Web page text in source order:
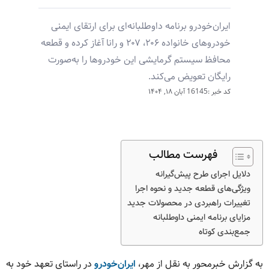
ایران‌خودرو برنامه داوطلبانه‌ای برای ارتقای ایمنی
خودروهای خانواده ۲۰۶، ۲۰۷ و رانا آغاز کرده و قطعه
محافظ سیستم گرمایشی این خودروها را به‌صورت
رایگان تعویض می‌کند.
کد خبر :16145 آبان ۱۸, ۱۴۰۴
فهرست مطالب
دلایل اجرای طرح پیش‌گیرانه
ویژگی‌های قطعه جدید و نحوه اجرا
تغییرات راهبردی در محصولات جدید
مزایای برنامه ایمنی داوطلبانه
جمع‌بندی کوتاه
به گزارش خبرمحور به نقل از مهر، ایران‌خودرو در راستای تعهد خود به